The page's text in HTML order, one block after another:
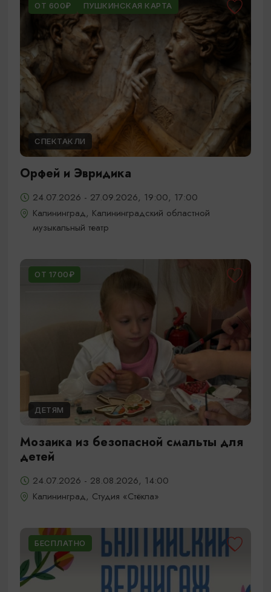
ОТ 600₽ ПУШКИНСКАЯ КАРТА
СПЕКТАКЛИ
Орфей и Эвридика
24.07.2026 - 27.09.2026, 19:00, 17:00
Калининград, Калининградский областной
музыкальный театр
ОТ 1700₽
ДЕТЯМ
Мозаика из безопасной смальты для
детей
24.07.2026 - 28.08.2026, 14:00
Калининград, Студия «Стёкла»
БЕСПЛАТНО